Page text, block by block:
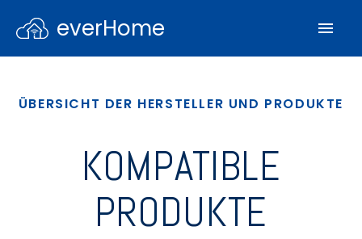
everHome
ÜBERSICHT DER HERSTELLER UND PRODUKTE
KOMPATIBLE
PRODUKTE